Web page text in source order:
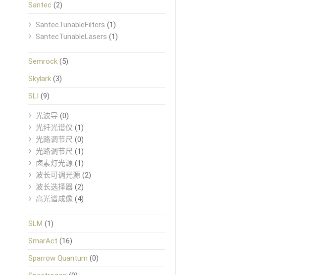
Santec (2)
SantecTunableFilters (1)
SantecTunableLasers (1)
Semrock (5)
Skylark (3)
SLI (9)
光波导 (0)
光纤光谱仪 (1)
光路调节尺 (0)
光路调节尺 (1)
卤素灯光源 (1)
波长可调光源 (2)
波长选择器 (2)
高光谱成像 (4)
SLM (1)
SmarAct (16)
Sparrow Quantum (0)